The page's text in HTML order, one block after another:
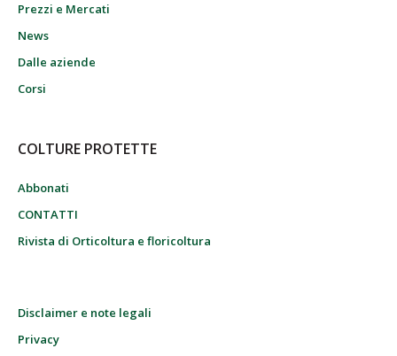
Prezzi e Mercati
News
Dalle aziende
Corsi
COLTURE PROTETTE
Abbonati
CONTATTI
Rivista di Orticoltura e floricoltura
Disclaimer e note legali
Privacy